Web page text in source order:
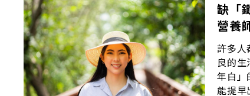
缺「
營養
許多人
良的
年白」
能提